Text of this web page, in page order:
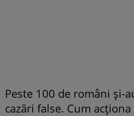
Peste 100 de români și-
cazări false. Cum